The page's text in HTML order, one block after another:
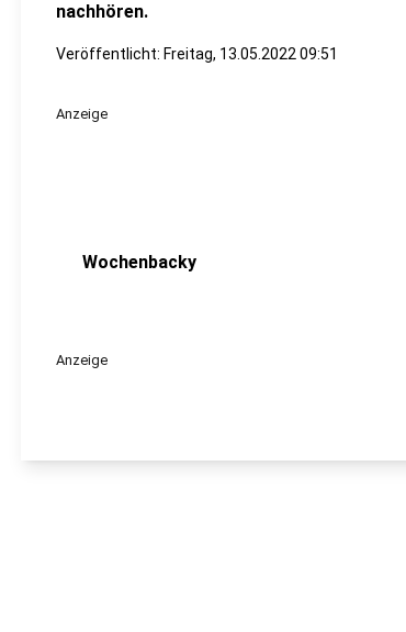
nachhören.
Veröffentlicht: Freitag, 13.05.2022 09:51
Anzeige
Wochenbacky
Anzeige